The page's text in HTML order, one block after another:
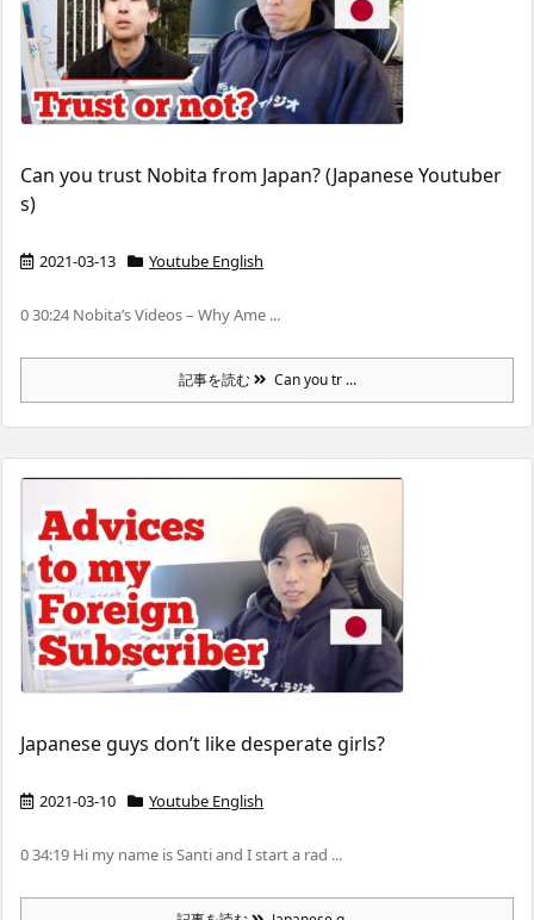
Can you trust Nobita from Japan? (Japanese Youtuber
s)
2021-03-13 Youtube English
0 30:24 Nobita’s Videos – Why Ame ...
記事を読む Can you tr ...
Japanese guys don’t like desperate girls?
2021-03-10 Youtube English
0 34:19 Hi my name is Santi and I start a rad ...